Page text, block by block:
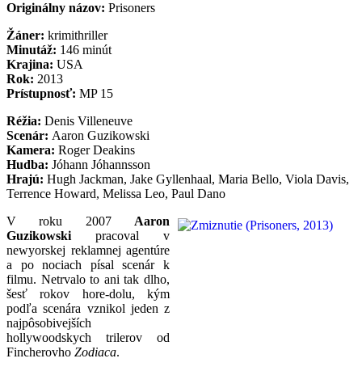
Originálny názov: Prisoners
Žáner: krimithriller
Minutáž: 146 minút
Krajina: USA
Rok: 2013
Prístupnosť: MP 15
Réžia: Denis Villeneuve
Scenár: Aaron Guzikowski
Kamera: Roger Deakins
Hudba: Jóhann Jóhannsson
Hrajú: Hugh Jackman, Jake Gyllenhaal, Maria Bello, Viola Davis,
Terrence Howard, Melissa Leo, Paul Dano
V roku 2007 Aaron
Guzikowski pracoval v
newyorskej reklamnej agentúre
a po nociach písal scenár k
filmu. Netrvalo to ani tak dlho,
šesť rokov hore-dolu, kým
podľa scenára vznikol jeden z
najpôsobivejších
hollywoodskych trilerov od
Fincherovho Zodiaca.